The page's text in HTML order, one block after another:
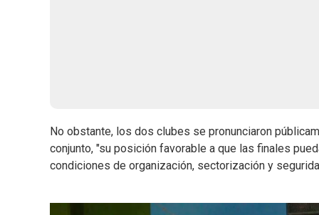
No obstante, los dos clubes se pronunciaron
conjunto, "su posición favorable a que las finales
condiciones de organización, sectorización y